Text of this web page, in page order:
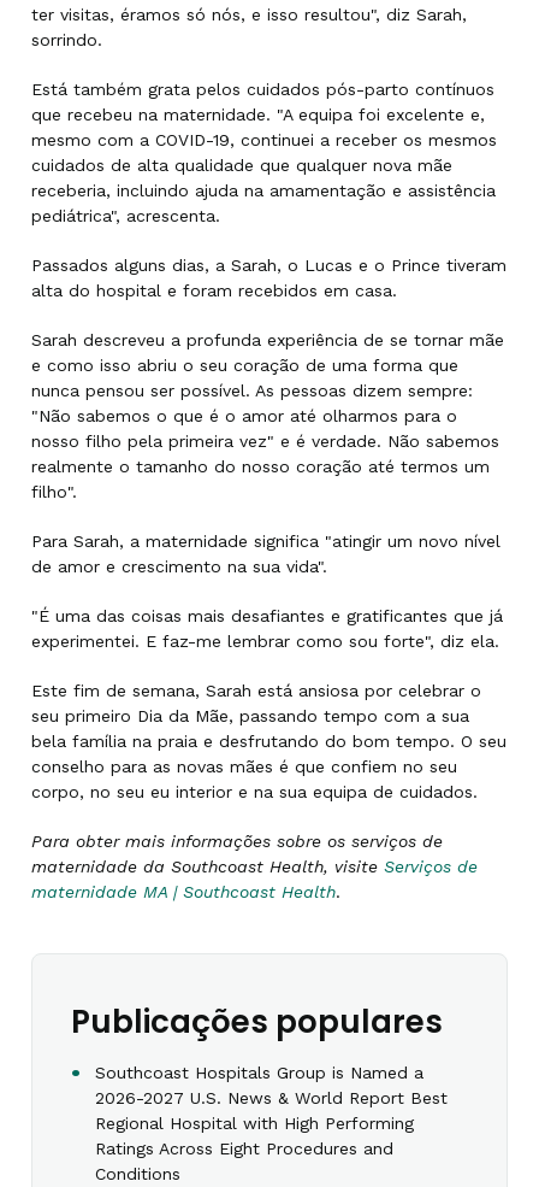
ter visitas, éramos só nós, e isso resultou", diz Sarah,
sorrindo.
Está também grata pelos cuidados pós-parto contínuos
que recebeu na maternidade. "A equipa foi excelente e,
mesmo com a COVID-19, continuei a receber os mesmos
cuidados de alta qualidade que qualquer nova mãe
receberia, incluindo ajuda na amamentação e assistência
pediátrica", acrescenta.
Passados alguns dias, a Sarah, o Lucas e o Prince tiveram
alta do hospital e foram recebidos em casa.
Sarah descreveu a profunda experiência de se tornar mãe
e como isso abriu o seu coração de uma forma que
nunca pensou ser possível. As pessoas dizem sempre:
"Não sabemos o que é o amor até olharmos para o
nosso filho pela primeira vez" e é verdade. Não sabemos
realmente o tamanho do nosso coração até termos um
filho".
Para Sarah, a maternidade significa "atingir um novo nível
de amor e crescimento na sua vida".
"É uma das coisas mais desafiantes e gratificantes que já
experimentei. E faz-me lembrar como sou forte", diz ela.
Este fim de semana, Sarah está ansiosa por celebrar o
seu primeiro Dia da Mãe, passando tempo com a sua
bela família na praia e desfrutando do bom tempo. O seu
conselho para as novas mães é que confiem no seu
corpo, no seu eu interior e na sua equipa de cuidados.
Para obter mais informações sobre os serviços de
maternidade da Southcoast Health, visite Serviços de
maternidade MA | Southcoast Health.
Publicações populares
Southcoast Hospitals Group is Named a
2026-2027 U.S. News & World Report Best
Regional Hospital with High Performing
Ratings Across Eight Procedures and
Conditions